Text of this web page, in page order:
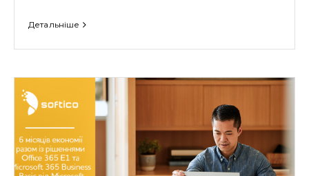
Детальніше
Привіт 👋, чим тобі допомогти?